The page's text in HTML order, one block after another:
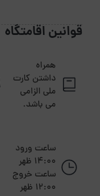
قوانین اقامتگاه
همراه
داشتن کارت
ملی الزامی
می باشد.
ساعت ورود
14:00 ظهر
ساعت خروج
12:00 ظهر